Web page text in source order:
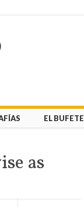
EL BUFETE
as